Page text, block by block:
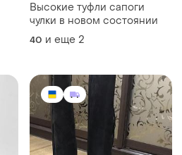
Высокие туфли сапоги
чулки в новом состоянии
40 и еще 2